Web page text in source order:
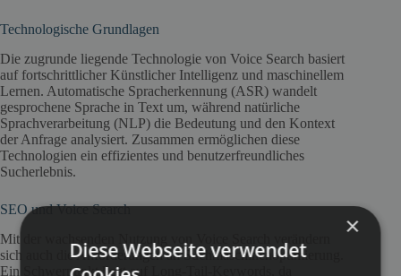
Technologische Grundlagen
Die zugrunde liegende Technologie von Voice Search basiert
auf fortschrittlicher Künstlicher Intelligenz und maschinellem
Lernen. Automatische Spracherkennung (ASR) wandelt
gesprochene Sprache in Text um, während natürliche
Sprachverarbeitung (NLP) die Bedeutung und den Kontext
der Anfrage analysiert. Zusammen ermöglichen diese
Technologien ein effizientes und benutzerfreundliches
Sucherlebnis.
SEO und Voice Search
Mit der wachsenden Nutzung von Voice Search verändern
sich auch die Anforderungen an Suchmaschinenoptimierung.
Ein Schwerpunkt liegt auf Long-Tail-Keywords, da
×
Diese Webseite verwendet